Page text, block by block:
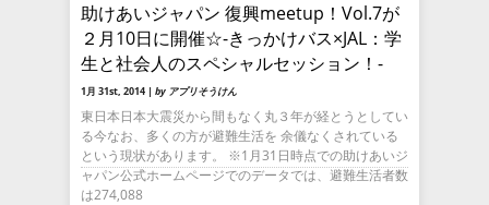
助けあいジャパン 復興meetup！Vol.7が
２月10日に開催☆-きっかけバス×JAL：学
生と社会人のスペシャルセッション！-
1月 31st, 2014 | by アプリそうけん
東日本日本大震災から間もなく丸３年が経とうとしてい
る今なお、多くの方が避難生活を 余儀なくされている
という現状があります。 ※1月31日時点での助けあいジ
ャパン公式ホームページでのデータでは、避難生活者数
は274,088